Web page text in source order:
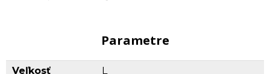
Parametre
Veľkosť
L